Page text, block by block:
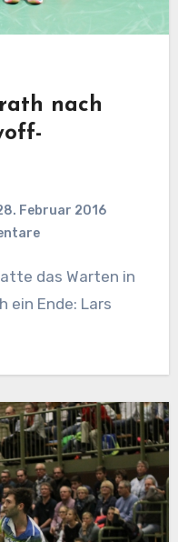
nach
Februar 2016
ein Ende: Lars